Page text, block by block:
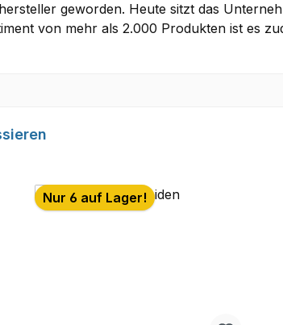
geworden. Heute sitzt das
von mehr als 2.000 Produkten ist es
Nur 6 auf Lager!